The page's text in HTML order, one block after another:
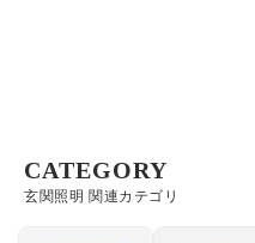
玄関照明 関連カテゴリ
CATEGORY